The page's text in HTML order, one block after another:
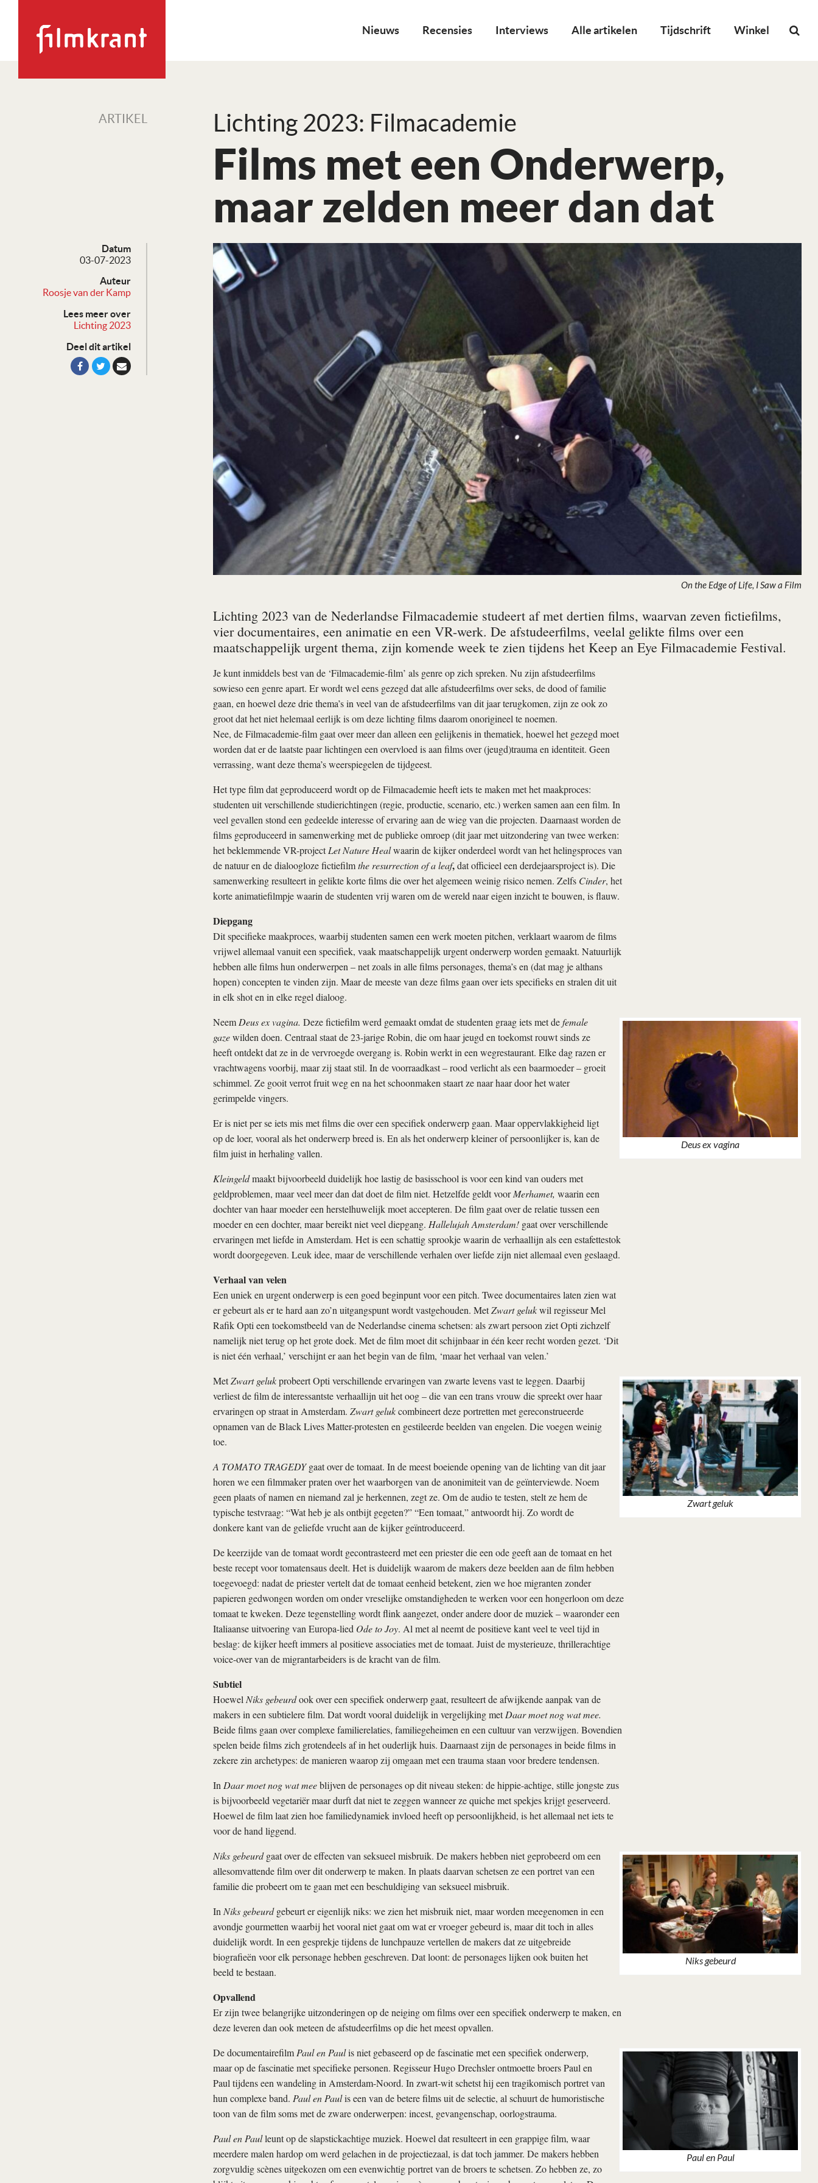
Nieuws Recensies Interviews Alle artikelen Tijdschrift Winkel
ARTIKEL Lichting 2023: Filmacademie
Films met een Onderwerp,
maar zelden meer dan dat
Datum
03-07-2023
Auteur
Roosje van der Kamp
Lees meer over
Lichting 2023
Deel dit artikel
On the Edge of Life, I Saw a Film
Lichting 2023 van de Nederlandse Filmacademie studeert af met dertien films, waarvan zeven fictiefilms,
vier documentaires, een animatie en een VR-werk. De afstudeerfilms, veelal gelikte films over een
maatschappelijk urgent thema, zijn komende week te zien tijdens het Keep an Eye Filmacademie Festival.
Je kunt inmiddels best van de ‘Filmacademie-film’ als genre op zich spreken. Nu zijn afstudeerfilms
sowieso een genre apart. Er wordt wel eens gezegd dat alle afstudeerfilms over seks, de dood of familie
gaan, en hoewel deze drie thema’s in veel van de afstudeerfilms van dit jaar terugkomen, zijn ze ook zo
groot dat het niet helemaal eerlijk is om deze lichting films daarom onorigineel te noemen.
Nee, de Filmacademie-film gaat over meer dan alleen een gelijkenis in thematiek, hoewel het gezegd moet
worden dat er de laatste paar lichtingen een overvloed is aan films over (jeugd)trauma en identiteit. Geen
verrassing, want deze thema’s weerspiegelen de tijdgeest.
Het type film dat geproduceerd wordt op de Filmacademie heeft iets te maken met het maakproces:
studenten uit verschillende studierichtingen (regie, productie, scenario, etc.) werken samen aan een film. In
veel gevallen stond een gedeelde interesse of ervaring aan de wieg van die projecten. Daarnaast worden de
films geproduceerd in samenwerking met de publieke omroep (dit jaar met uitzondering van twee werken:
het beklemmende VR-projectLet Nature Healwaarin de kijker onderdeel wordt van het helingsproces van
de natuur en de dialoogloze fictiefilmthe resurrection of a leaf,dat officieel een derdejaarsproject is). Die
samenwerking resulteert in gelikte korte films die over het algemeen weinig risico nemen. Zelfs Cinder, het
korte animatiefilmpje waarin de studenten vrij waren om de wereld naar eigen inzicht te bouwen, is flauw.
Diepgang
Dit specifieke maakproces, waarbij studenten samen een werk moeten pitchen, verklaart waarom de films
vrijwel allemaal vanuit een specifiek, vaak maatschappelijk urgent onderwerp worden gemaakt. Natuurlijk
hebben alle films hun onderwerpen – net zoals in alle films personages, thema’s en (dat mag je althans
hopen) concepten te vinden zijn. Maar de meeste van deze films gaan over iets specifieks en stralen dit uit
in elk shot en in elke regel dialoog.
Deus ex vagina
Neem Deus ex vagina. Deze fictiefilm werd gemaakt omdat de studenten graag iets met defemale
gazewilden doen. Centraal staat de 23-jarige Robin, die om haar jeugd en toekomst rouwt sinds ze
heeft ontdekt dat ze in de vervroegde overgang is. Robin werkt in een wegrestaurant. Elke dag razen er
vrachtwagens voorbij, maar zij staat stil. In de voorraadkast – rood verlicht als een baarmoeder – groeit
schimmel. Ze gooit verrot fruit weg en na het schoonmaken staart ze naar haar door het water
gerimpelde vingers.
Er is niet per se iets mis met films die over een specifiek onderwerp gaan. Maar oppervlakkigheid ligt
op de loer, vooral als het onderwerp breed is. En als het onderwerp kleiner of persoonlijker is, kan de
film juist in herhaling vallen.
Kleingeldmaakt bijvoorbeeld duidelijk hoe lastig de basisschool is voor een kind van ouders met
geldproblemen, maar veel meer dan dat doet de film niet. Hetzelfde geldt voorMerhamet, waarin een
dochter van haar moeder een herstelhuwelijk moet accepteren. De film gaat over de relatie tussen een
moeder en een dochter, maar bereikt niet veel diepgang. Hallelujah Amsterdam!gaat over verschillende
ervaringen met liefde in Amsterdam. Het is een schattig sprookje waarin de verhaallijn als een estafettestok
wordt doorgegeven. Leuk idee, maar de verschillende verhalen over liefde zijn niet allemaal even geslaagd.
Verhaal van velen
Een uniek en urgent onderwerp is een goed beginpunt voor een pitch. Twee documentaires laten zien wat
er gebeurt als er te hard aan zo’n uitgangspunt wordt vastgehouden. MetZwart gelukwil regisseur Mel
Rafik Opti een toekomstbeeld van de Nederlandse cinema schetsen: als zwart persoon ziet Opti zichzelf
namelijk niet terug op het grote doek. Met de film moet dit schijnbaar in één keer recht worden gezet. ‘Dit
is niet één verhaal,’ verschijnt er aan het begin van de film, ‘maar het verhaal van velen.’
Zwart geluk
MetZwart gelukprobeert Opti verschillende ervaringen van zwarte levens vast te leggen. Daarbij
verliest de film de interessantste verhaallijn uit het oog – die van een trans vrouw die spreekt over haar
ervaringen op straat in Amsterdam. Zwart gelukcombineert deze portretten met gereconstrueerde
opnamen van de Black Lives Matter-protesten en gestileerde beelden van engelen. Die voegen weinig
toe.
A TOMATO TRAGEDYgaat over de tomaat. In de meest boeiende opening van de lichting van dit jaar
horen we een filmmaker praten over het waarborgen van de anonimiteit van de geïnterviewde. Noem
geen plaats of namen en niemand zal je herkennen, zegt ze. Om de audio te testen, stelt ze hem de
typische testvraag: “Wat heb je als ontbijt gegeten?” “Een tomaat,” antwoordt hij. Zo wordt de
donkere kant van de geliefde vrucht aan de kijker geïntroduceerd.
De keerzijde van de tomaat wordt gecontrasteerd met een priester die een ode geeft aan de tomaat en het
beste recept voor tomatensaus deelt. Het is duidelijk waarom de makers deze beelden aan de film hebben
toegevoegd: nadat de priester vertelt dat de tomaat eenheid betekent, zien we hoe migranten zonder
papieren gedwongen worden om onder vreselijke omstandigheden te werken voor een hongerloon om deze
tomaat te kweken. Deze tegenstelling wordt flink aangezet, onder andere door de muziek – waaronder een
Italiaanse uitvoering van Europa-lied Ode to Joy. Al met al neemt de positieve kant veel te veel tijd in
beslag: de kijker heeft immers al positieve associaties met de tomaat. Juist de mysterieuze, thrillerachtige
voice-over van de migrantarbeiders is de kracht van de film.
Subtiel
Hoewel Niks gebeurdook over een specifiek onderwerp gaat, resulteert de afwijkende aanpak van de
makers in een subtielere film. Dat wordt vooral duidelijk in vergelijking metDaar moet nog wat mee.
Beide films gaan over complexe familierelaties, familiegeheimen en een cultuur van verzwijgen. Bovendien
spelen beide films zich grotendeels af in het ouderlijk huis. Daarnaast zijn de personages in beide films in
zekere zin archetypes: de manieren waarop zij omgaan met een trauma staan voor bredere tendensen.
In Daar moet nog wat meeblijven de personages op dit niveau steken: de hippie-achtige, stille jongste zus
is bijvoorbeeld vegetariër maar durft dat niet te zeggen wanneer ze quiche met spekjes krijgt geserveerd.
Hoewel de film laat zien hoe familiedynamiek invloed heeft op persoonlijkheid, is het allemaal net iets te
voor de hand liggend.
Niks gebeurd
Niks gebeurdgaat over de effecten van seksueel misbruik. De makers hebben niet geprobeerd om een
allesomvattende film over dit onderwerp te maken. In plaats daarvan schetsen ze een portret van een
familie die probeert om te gaan met een beschuldiging van seksueel misbruik.
In Niks gebeurdgebeurt er eigenlijk niks: we zien het misbruik niet, maar worden meegenomen in een
avondje gourmetten waarbij het vooral niet gaat om wat er vroeger gebeurd is, maar dit toch in alles
duidelijk wordt. In een gesprekje tijdens de lunchpauze vertellen de makers dat ze uitgebreide
biografieën voor elk personage hebben geschreven. Dat loont: de personages lijken ook buiten het
beeld te bestaan.
Opvallend
Er zijn twee belangrijke uitzonderingen op de neiging om films over een specifiek onderwerp te maken, en
deze leveren dan ook meteen de afstudeerfilms op die het meest opvallen.
Paul en Paul
De documentairefilm Paul en Paulis niet gebaseerd op de fascinatie met een specifiek onderwerp,
maar op de fascinatie met specifieke personen. Regisseur Hugo Drechsler ontmoette broers Paul en
Paul tijdens een wandeling in Amsterdam-Noord. In zwart-wit schetst hij een tragikomisch portret van
hun complexe band. Paul en Paulis een van de betere films uit de selectie, al schuurt de humoristische
toon van de film soms met de zware onderwerpen: incest, gevangenschap, oorlogstrauma.
Paul en Paulleunt op de slapstickachtige muziek. Hoewel dat resulteert in een grappige film, waar
meerdere malen hardop om werd gelachen in de projectiezaal, is dat toch jammer. De makers hebben
zorgvuldig scènes uitgekozen om een evenwichtig portret van de broers te schetsen. Zo hebben ze, zo